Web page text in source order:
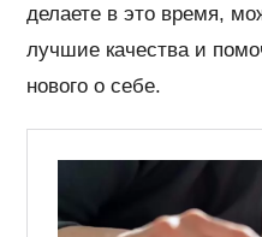
делаете в это время,
лучшие качества и
нового о себе.